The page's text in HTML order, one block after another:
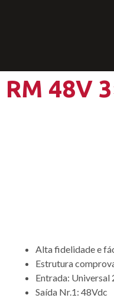
RM 48V
Alta fidelidade e
Estrutura
Entrada: Universal
Saída Nr.1: 48Vdc